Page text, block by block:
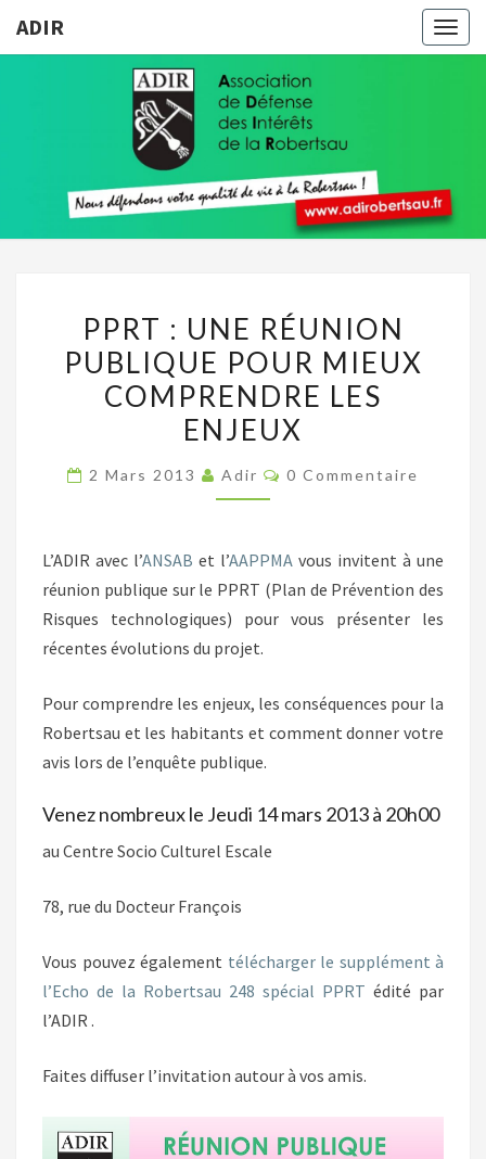
ADIR
ADIR
Votre
Qualité
De Vie À
Robertsau
:
UNE
RÉUNION
PUBLIQUE
MIEUX
ENJEUX
PPRT : UNE RÉUNION
PUBLIQUE POUR MIEUX
COMPRENDRE LES
ENJEUX
2 Mars 2013 Adir Commentaires
0 Commentaire
L’ADIR avec l’ANSAB et l’AAPPMA vous invitent à une
réunion publique sur le PPRT (Plan de Prévention des
Risques technologiques) pour vous présenter les
récentes évolutions du projet.
Pour comprendre les enjeux, les conséquences pour la
Robertsau et les habitants et comment donner votre
avis lors de l’enquête publique.
Venez nombreux le Jeudi 14 mars 2013 à 20h00
au Centre Socio Culturel Escale
78, rue du Docteur François
Vous pouvez également télécharger le supplément à
l’Echo de la Robertsau 248 spécial PPRT édité par
l’ADIR .
Faites diffuser l’invitation autour à vos amis.